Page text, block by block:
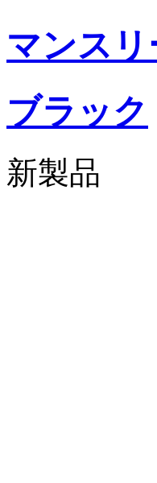
マンス
ブラック
新製品